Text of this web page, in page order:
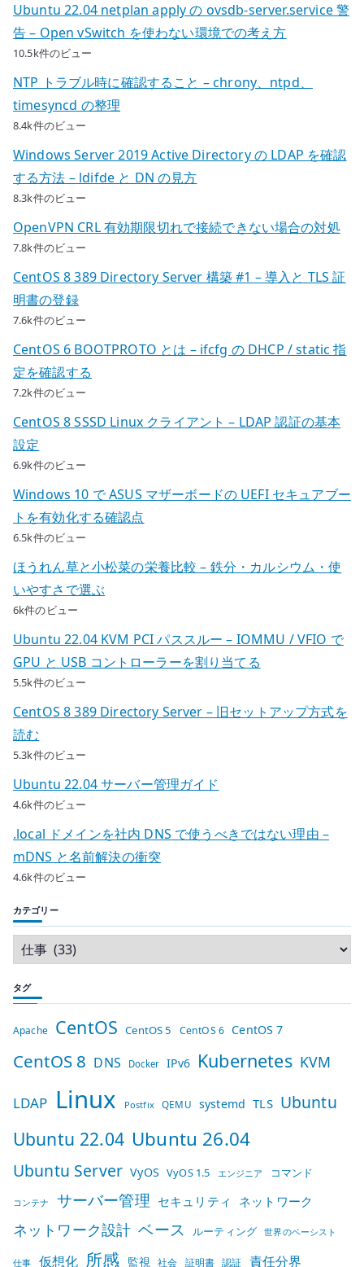
Ubuntu 22.04 netplan apply の ovsdb-server.service 警
告 – Open vSwitch を使わない環境での考え方
10.5k件のビュー
NTP トラブル時に確認すること – chrony、ntpd、
timesyncd の整理
8.4k件のビュー
Windows Server 2019 Active Directory の LDAP を確認
する方法 – ldifde と DN の見方
8.3k件のビュー
OpenVPN CRL 有効期限切れで接続できない場合の対処
7.8k件のビュー
CentOS 8 389 Directory Server 構築 #1 – 導入と TLS 証
明書の登録
7.6k件のビュー
CentOS 6 BOOTPROTO とは – ifcfg の DHCP / static 指
定を確認する
7.2k件のビュー
CentOS 8 SSSD Linux クライアント – LDAP 認証の基本
設定
6.9k件のビュー
Windows 10 で ASUS マザーボードの UEFI セキュアブー
トを有効化する確認点
6.5k件のビュー
ほうれん草と小松菜の栄養比較 – 鉄分・カルシウム・使
いやすさで選ぶ
6k件のビュー
Ubuntu 22.04 KVM PCI パススルー – IOMMU / VFIO で
GPU と USB コントローラーを割り当てる
5.5k件のビュー
CentOS 8 389 Directory Server – 旧セットアップ方式を
読む
5.3k件のビュー
Ubuntu 22.04 サーバー管理ガイド
4.6k件のビュー
.local ドメインを社内 DNS で使うべきではない理由 –
mDNS と名前解決の衝突
4.6k件のビュー
カテゴリー
タグ
Apache CentOS CentOS 5 CentOS 6 CentOS 7
CentOS 8 DNS Docker IPv6 Kubernetes KVM
LDAP Linux Postfix QEMU systemd TLS Ubuntu
Ubuntu 22.04 Ubuntu 26.04
Ubuntu Server VyOS VyOS 1.5 エンジニア コマンド
コンテナ サーバー管理 セキュリティ ネットワーク
ネットワーク設計 ベース ルーティング 世界のベーシスト
仕事 仮想化 所感 監視 社会 証明書 認証 責任分界